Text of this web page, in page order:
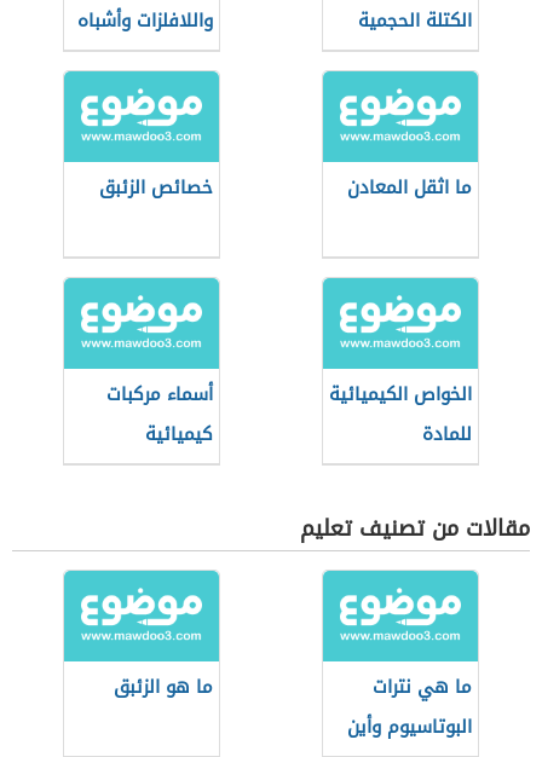
الكتلة الحجمية
واللافلزات وأشباه
الفلزات
ما اثقل المعادن خصائص الزئبق
الخواص الكيميائية
للمادة
أسماء مركبات
كيميائية
مقالات من تصنيف تعليم
ما هي نترات
البوتاسيوم وأين
ما هو الزئبق